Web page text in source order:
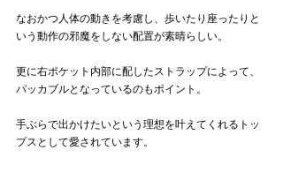
なおかつ人体の動きを考慮し、歩いたり座ったりと
いう動作の邪魔をしない配置が素晴らしい。
更に右ポケット内部に配したストラップによって、
パッカブルとなっているのもポイント。
手ぶらで出かけたいという理想を叶えてくれるトッ
プスとして愛されています。